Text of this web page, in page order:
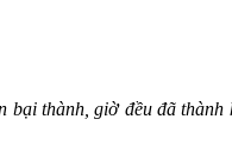
bại thành, giờ đều đã thành